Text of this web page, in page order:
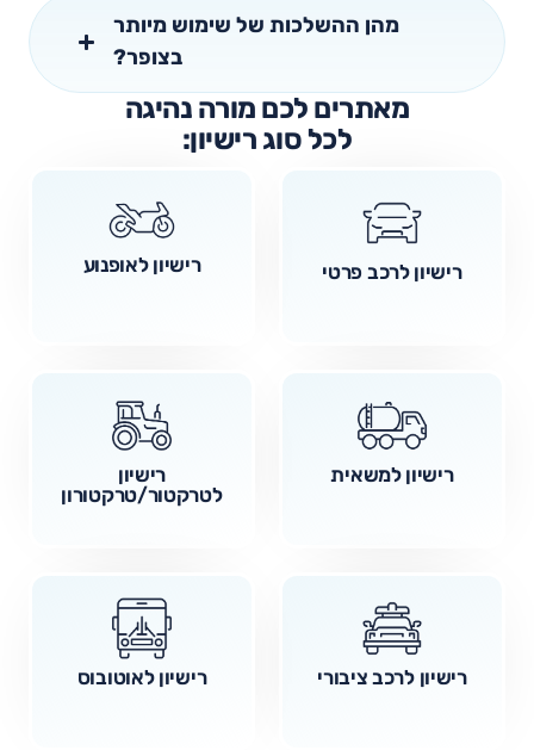
מהן ההשלכות של שימוש מיותר
בצופר?
מאתרים לכם מורה נהיגה
לכל סוג רישיון:
רישיון לרכב פרטי רישיון לאופנוע
רישיון למשאית
רישיון
לטרקטור/טרקטורון
רישיון לרכב ציבורי רישיון לאוטובוס